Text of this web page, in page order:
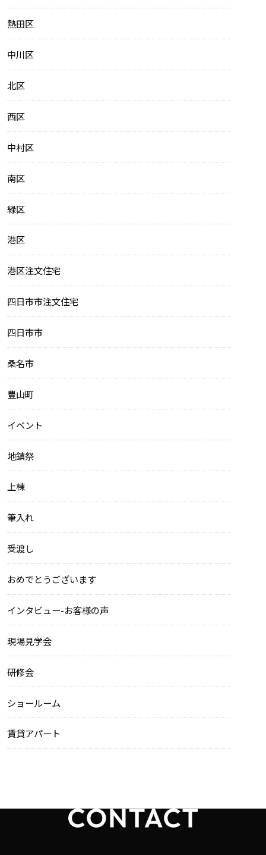
熱田区
中川区
北区
西区
中村区
南区
緑区
港区
港区注文住宅
四日市市注文住宅
四日市市
桑名市
豊山町
イベント
地鎮祭
上棟
筆入れ
受渡し
おめでとうございます
インタビュー-お客様の声
現場見学会
研修会
ショールーム
賃貸アパート